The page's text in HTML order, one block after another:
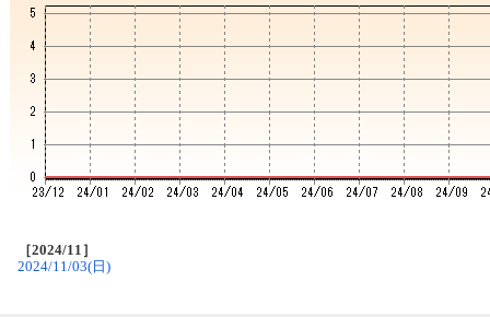
［2024/11］
2024/11/03(日)